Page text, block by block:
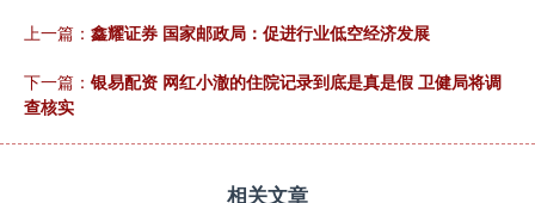
上一篇： 鑫耀证券 国家邮政局：促进行业低空经济发展
下一篇： 银易配资 网红小澈的住院记录到底是真是假 卫健局将调
查核实
相关文章